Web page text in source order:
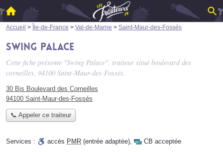
Accueil > Île-de-France > Val-de-Marne > Saint-Maur-des-Fossés
Swing Palace
Cette fiche présente "Swing Palace", traiteur situé boulevard des
corneilles, 94100 Saint-Maur-des-Fossés.
30 Bis Boulevard des Corneilles
94100 Saint-Maur-des-Fossés
📞 Appeler ce traiteur
Services : accès PMR (entrée adaptée), CB acceptée